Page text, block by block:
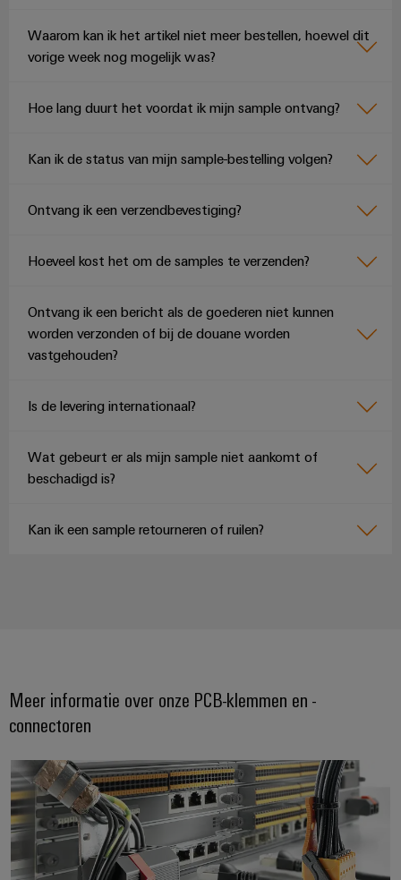
Waarom kan ik het artikel niet meer bestellen, hoewel dit
vorige week nog mogelijk was?
Hoe lang duurt het voordat ik mijn sample ontvang?
Kan ik de status van mijn sample-bestelling volgen?
Ontvang ik een verzendbevestiging?
Hoeveel kost het om de samples te verzenden?
Ontvang ik een bericht als de goederen niet kunnen
worden verzonden of bij de douane worden
vastgehouden?
Is de levering internationaal?
Wat gebeurt er als mijn sample niet aankomt of
beschadigd is?
Kan ik een sample retourneren of ruilen?
Meer informatie over onze PCB-klemmen en -
connectoren
Altijd een verbinding vooruit.